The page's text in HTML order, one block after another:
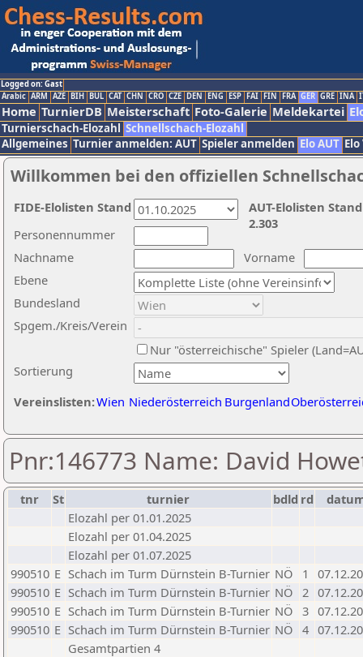
Logged on: Gast
Arabic ARM AZE BIH BUL CAT CHN CRO CZE DEN ENG ESP FAI FIN FRA GER GRE INA
Home TurnierDB Meisterschaft Foto-Galerie Meldekartei
Turnierschach-Elozahl Schnellschach-Elozahl
Allgemeines Turnier anmelden: AUT Spieler anmelden Elo AUT
Willkommen bei den offiziellen
Nachname
Vorname
Ebene
Sortierung
Personennummer
Bundesland
Spgem./Kreis/Verein
Nur "österreichische" Spieler
Vereinslisten:Wien Niederösterreich Burgenland
AUT-Elolisten
2.303
FIDE-Elolisten Stand
Pnr:146773 Name: David
tnr St turnier bdld rd
Elozahl per 01.01.2025
Elozahl per 01.04.2025
Elozahl per 01.07.2025
990510 E Schach im Turm Dürnstein B-Turnier NÖ 1
990510 E Schach im Turm Dürnstein B-Turnier NÖ 2
990510 E Schach im Turm Dürnstein B-Turnier NÖ 3
990510 E Schach im Turm Dürnstein B-Turnier NÖ 4
Gesamtpartien 4